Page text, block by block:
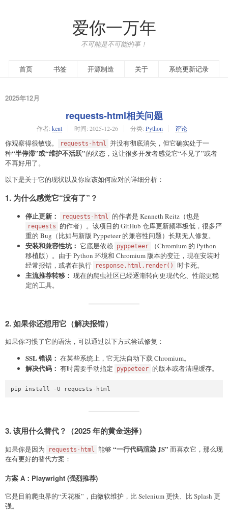
爱你一万年
不可能是不可能的事！
首页 书签 开源制造 关于 系统更新记录
2025年12月
requests-html相关问题
作者: kent 时间: 2025-12-26 分类: Python 评论
你观察得很敏锐。 requests-html
并没有彻底消失，但它确实处于一
种“半停滞”或“维护不活跃”的状态，这让很多开发者感觉它“不见了”或者
不再好用了。
以下是关于它的现状以及你应该如何应对的详细分析：
1. 为什么感觉它“没有了”？
停止更新： requests-html 的作者是 Kenneth Reitz（也是
requests
的作者）。该项目的 GitHub 仓库更新频率极低，很多严
重的 Bug（比如与新版 Pyppeteer 的兼容性问题）长期无人修复。
安装和兼容性坑： 它底层依赖 pyppeteer
（Chromium 的 Python
移植版）。由于 Python 环境和 Chromium 版本的变迁，现在安装时
经常报错，或者在执行
response.html.render() 时卡死。
主流推荐转移： 现在的爬虫社区已经逐渐转向更现代化、性能更稳
定的工具。
2. 如果你还想用它（解决报错）
如果你习惯了它的语法，可以通过以下方式尝试修复：
SSL 错误： 在某些系统上，它无法自动下载 Chromium。
解决代码： 有时需要手动指定 pyppeteer 的版本或者清理缓存。
3. 该用什么替代？（2025 年的黄金选择）
如果你是因为 requests-html 能够 “一行代码渲染 JS” 而喜欢它，那么现
在有更好的替代方案：
方案 A：Playwright (强烈推荐)
它是目前爬虫界的“天花板”，由微软维护，比 Selenium 更快、比 Splash 更
强。